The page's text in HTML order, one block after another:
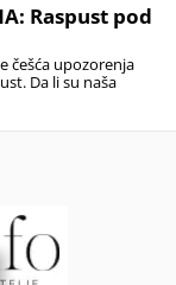
Raspust pod
češća upozorenja
Da li su naša